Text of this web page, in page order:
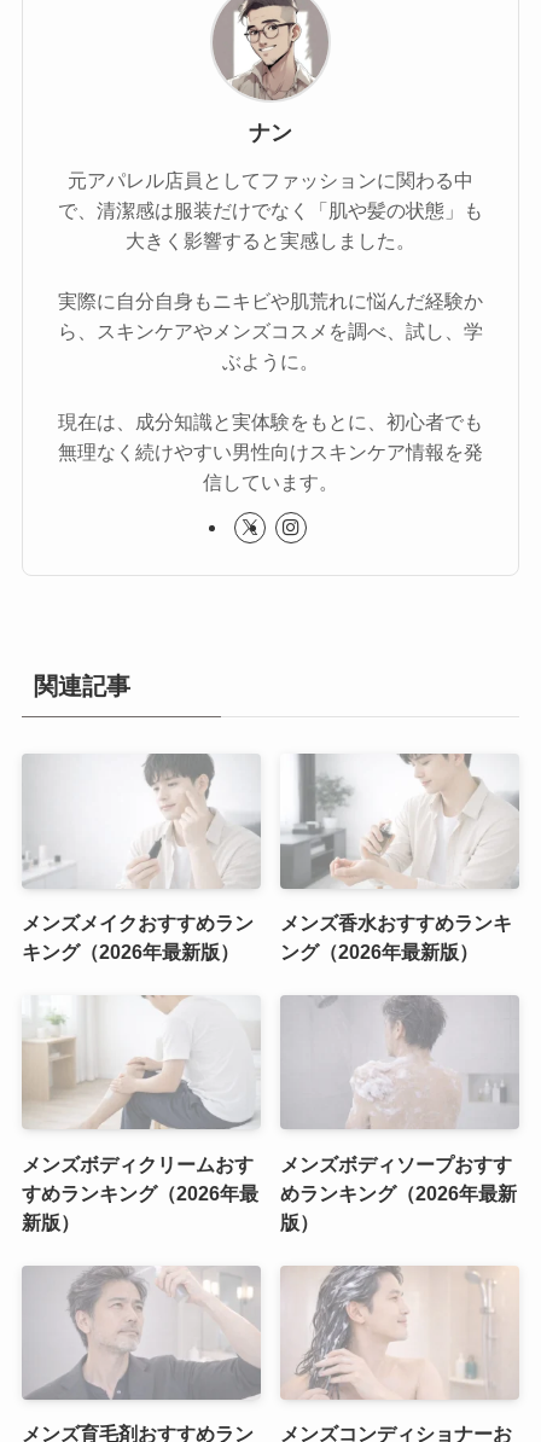
ナン
元アパレル店員としてファッションに関わる中
で、清潔感は服装だけでなく「肌や髪の状態」も
大きく影響すると実感しました。
実際に自分自身もニキビや肌荒れに悩んだ経験か
ら、スキンケアやメンズコスメを調べ、試し、学
ぶように。
現在は、成分知識と実体験をもとに、初心者でも
無理なく続けやすい男性向けスキンケア情報を発
信しています。
関連記事
メンズメイクおすすめラン
キング（2026年最新版）
メンズ香水おすすめランキ
ング（2026年最新版）
メンズボディクリームおす
すめランキング（2026年最
新版）
メンズボディソープおすす
めランキング（2026年最新
版）
メンズ育毛剤おすすめラン メンズコンディショナーお